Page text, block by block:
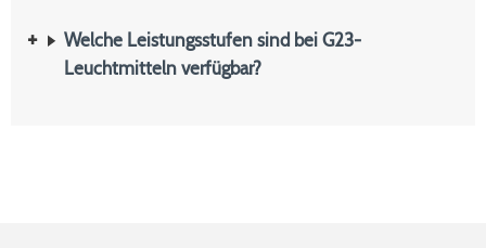
Welche Leistungsstufen sind bei G23-
Leuchtmitteln verfügbar?